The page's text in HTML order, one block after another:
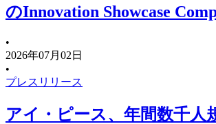
のInnovation Showcase
アイ・ピース、年間数千人
•
2026年07月02日
•
プレスリリース